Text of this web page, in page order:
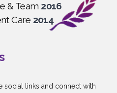
& Team 2016
Care 2014
social links and connect with